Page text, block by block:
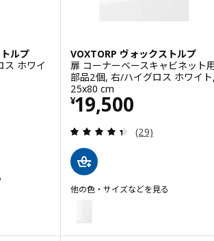
ルプ
ス ホワイ
: 4.5 から 5 星です。 総レビュー数:
ヴォックストルプ, 引き出し前部, ハイグロス
VOXTORP ヴォックストルプ
扉 コーナーベースキャビネット
部品2個, 右/ハイグロス ホワイ
25x80 cm
¥19,500
価格 ¥ 19500
レビュー: 4.4
(29)
他の色・サイズなどを見る
オプション: VOXTORP ヴォッ